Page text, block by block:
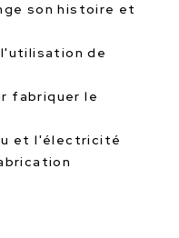
son histoire et
de
fabriquer le
et l'électricité